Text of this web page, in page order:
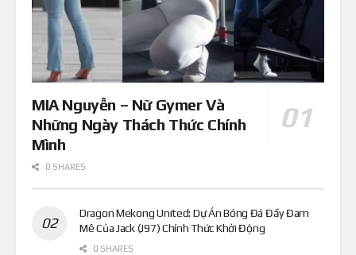
MIA Nguyễn – Nữ Gymer Và
Những Ngày Thách Thức Chính
Mình
0 SHARES
Dragon Mekong United: Dự Án Bóng Đá Đầy Đam
Mê Của Jack (J97) Chính Thức Khởi Động
0 SHARES